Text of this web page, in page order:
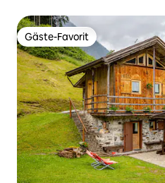
Gäste-Favorit
Gäste-Favorit